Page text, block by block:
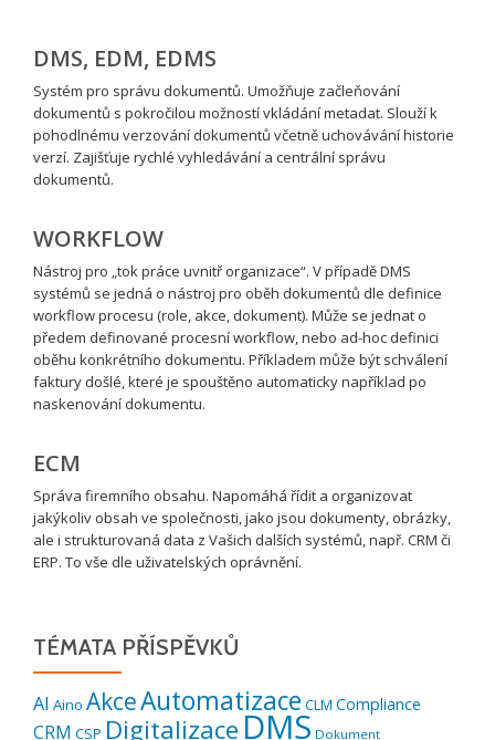
DMS, EDM, EDMS
Systém pro správu dokumentů. Umožňuje začleňování
dokumentů s pokročilou možností vkládání metadat. Slouží k
pohodlnému verzování dokumentů včetně uchovávání historie
verzí. Zajišťuje rychlé vyhledávání a centrální správu
dokumentů.
WORKFLOW
Nástroj pro „tok práce uvnitř organizace“. V případě DMS
systémů se jedná o nástroj pro oběh dokumentů dle definice
workflow procesu (role, akce, dokument). Může se jednat o
předem definované procesní workflow, nebo ad-hoc definici
oběhu konkrétního dokumentu. Příkladem může být schválení
faktury došlé, které je spouštěno automaticky například po
naskenování dokumentu.
ECM
Správa firemního obsahu. Napomáhá řídit a organizovat
jakýkoliv obsah ve společnosti, jako jsou dokumenty, obrázky,
ale i strukturovaná data z Vašich dalších systémů, např. CRM či
ERP. To vše dle uživatelských oprávnění.
TÉMATA PŘÍSPĚVKŮ
AI Aino AkceAutomatizace CLM Compliance
CRM CSP Digitalizace DMS Dokument